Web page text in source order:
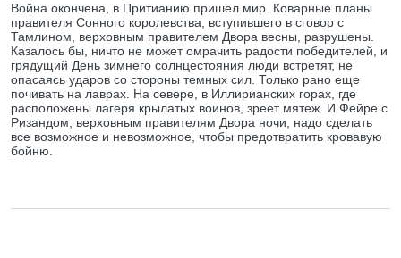
Война окончена, в Притианию пришел мир. Коварные планы
правителя Сонного королевства, вступившего в сговор с
Тамлином, верховным правителем Двора весны, разрушены.
Казалось бы, ничто не может омрачить радости победителей, и
грядущий День зимнего солнцестояния люди встретят, не
опасаясь ударов со стороны темных сил. Только рано еще
почивать на лаврах. На севере, в Иллирианских горах, где
расположены лагеря крылатых воинов, зреет мятеж. И Фейре с
Ризандом, верховным правителям Двора ночи, надо сделать
все возможное и невозможное, чтобы предотвратить кровавую
бойню.